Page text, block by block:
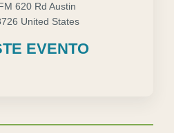
620 Rd Austin
United States
EVENTO